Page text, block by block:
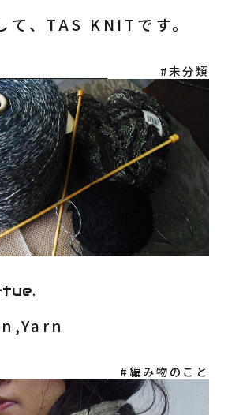
て、TAS KNITです。
#未分類
#編み物のこと